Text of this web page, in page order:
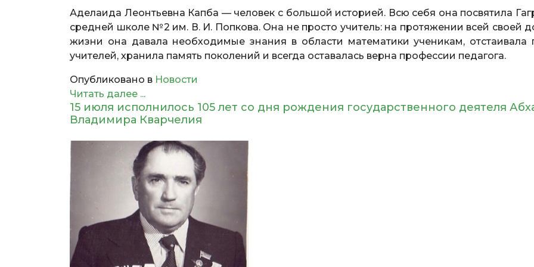
Аделаида Леонтьевна Капба — человек с большой историей. Всю себя она посвятила
средней школе №2 им. В. И. Попкова. Она не просто учитель: на протяжении всей своей
жизни она давала необходимые знания в области математики ученикам, отстаивала
учителей, хранила память поколений и всегда оставалась верна профессии педагога.
Опубликовано в Новости
Читать далее ...
15 июля исполнилось 105 лет со дня рождения государственного деятеля
Владимира Кварчелия